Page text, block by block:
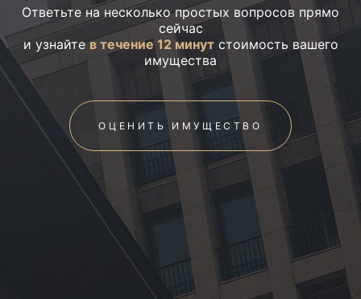
Ответьте на несколько простых вопросов прямо
сейчас
и узнайтев течение 12 минутстоимость вашего
имущества
ОЦЕНИТЬ ИМУЩЕСТВО